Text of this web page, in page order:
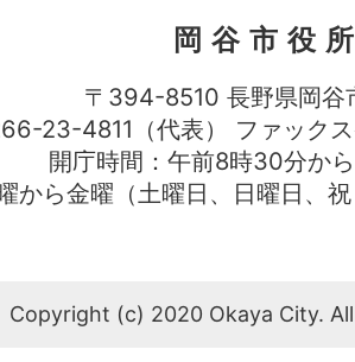
岡谷市役
〒394-8510 長野県岡谷
23-4811（代表） ファッ
開庁時間：午前8時30分か
から金曜（土曜日、日曜日、
Copyright (c) 2020 Okaya City.